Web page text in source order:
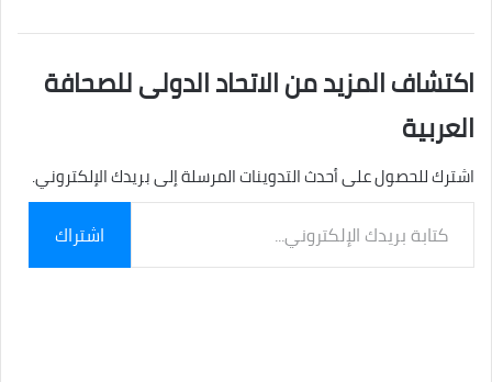
اكتشاف المزيد من الاتحاد الدولى للصحافة
العربية
اشترك للحصول على أحدث التدوينات المرسلة إلى بريدك الإلكتروني.
بريدك
الإلكتروني...
اشتراك